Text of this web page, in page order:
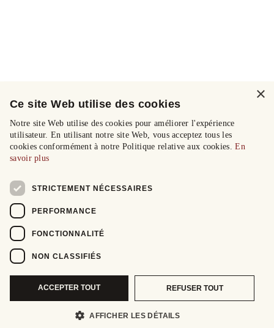
×
Ce site Web utilise des cookies
Notre site Web utilise des cookies pour améliorer l'expérience
utilisateur. En utilisant notre site Web, vous acceptez tous les
cookies conformément à notre Politique relative aux cookies.En
savoir plus
STRICTEMENT NÉCESSAIRES
PERFORMANCE
FONCTIONNALITÉ
NON CLASSIFIÉS
ACCEPTER TOUT REFUSER TOUT
AFFICHER LES DÉTAILS